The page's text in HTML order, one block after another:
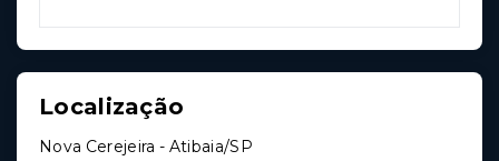
Localização
Nova Cerejeira - Atibaia/SP